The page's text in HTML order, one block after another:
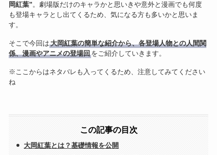
岡紅葉”。劇場版だけのキャラかと思いきや意外と漫画でも何度
も登場キャラとし出てくるため、気になる方も多いかと思いま
す。
そこで今回は大岡紅葉の簡単な紹介から、各登場人物との人間関
係、漫画やアニメの登場回をご紹介していきます。
※ここからはネタバレも入ってくるため、注意してみてください
ね
この記事の目次
大岡紅葉とは？基礎情報を公開